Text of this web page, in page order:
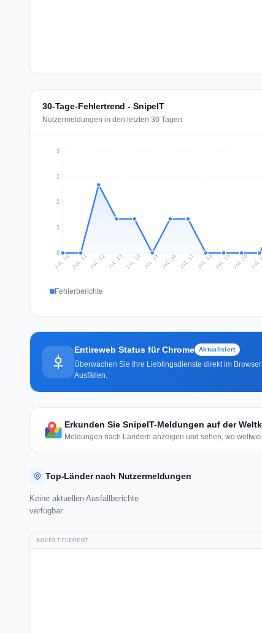
30-Tage-Fehlertrend - SnipeIT
Nutzermeldungen in den letzten 30 Tagen
0
1
2
2
3
Jul 10 Jul 11Jul 12Jul 13 Jul 14 Jul 15 Jul 16 Jul 17 Jul 18Jul 19 Jul 20 Jul
Fehlerberichte
Entireweb Status für Chrome Aktualisiert
Überwachen Sie Ihre Lieblingsdienste direkt im
Ausfällen.
Erkunden Sie SnipeIT-Meldungen auf der
Meldungen nach Ländern anzeigen und sehen, wo
Top-Länder nach Nutzermeldungen
Keine aktuellen Ausfallberichte
verfügbar.
ADVERTISEMENT